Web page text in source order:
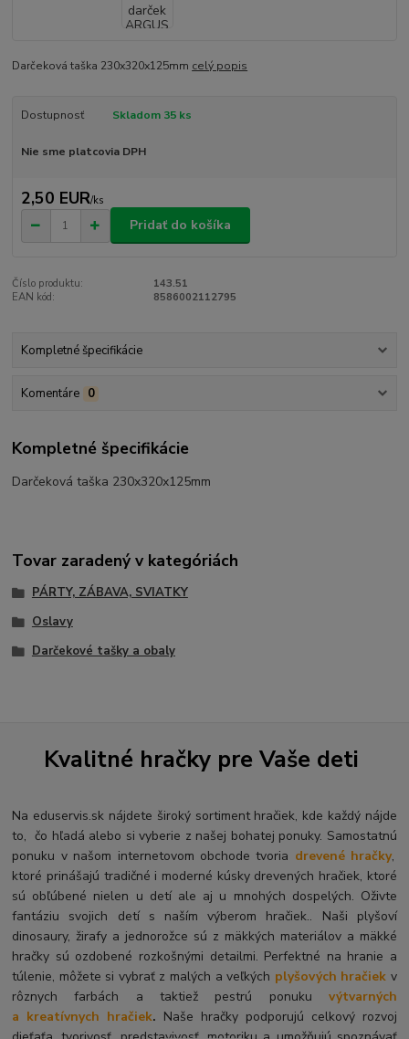
Darčeková taška 230x320x125mm celý popis
Dostupnosť Skladom 35 ks
Nie sme platcovia DPH
2,50 EUR/ks
Pridať do košíka
Číslo produktu:
143.51
EAN kód:
8586002112795
Kompletné špecifikácie
Komentáre 0
Kompletné špecifikácie
Darčeková taška 230x320x125mm
Tovar zaradený v kategóriách
PÁRTY, ZÁBAVA, SVIATKY
Oslavy
Darčekové tašky a obaly
Kvalitné hračky pre Vaše deti
Na eduservis.sk nájdete široký sortiment hračiek, kde každý nájde
to, čo hľadá alebo si vyberie z našej bohatej ponuky. Samostatnú
ponuku v našom internetovom obchode tvoria drevené hračky,
ktoré prinášajú tradičné i moderné kúsky drevených hračiek, ktoré
sú obľúbené nielen u detí ale aj u mnohých dospelých. Oživte
fantáziu svojich detí s naším výberom hračiek.. Naši plyšoví
dinosaury, žirafy a jednorožce sú z mäkkých materiálov a mäkké
hračky sú ozdobené rozkošnými detailmi. Perfektné na hranie a
túlenie, môžete si vybrať z malých a veľkých plyšových hračiek v
rôznych farbách a taktiež pestrú ponuku výtvarných
a kreatívnych hračiek. Naše hračky podporujú celkový rozvoj